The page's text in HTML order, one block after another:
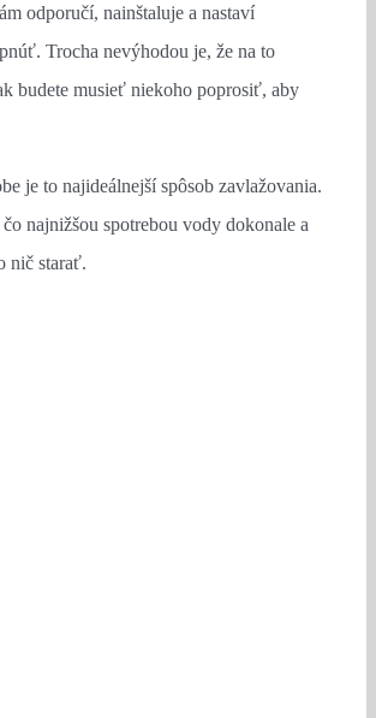
odporučí, nainštaluje a nastaví
Trocha nevýhodou je, že na to
budete musieť niekoho poprosiť, aby
je to najideálnejší spôsob zavlažovania.
najnižšou spotrebou vody dokonale a
nič starať.